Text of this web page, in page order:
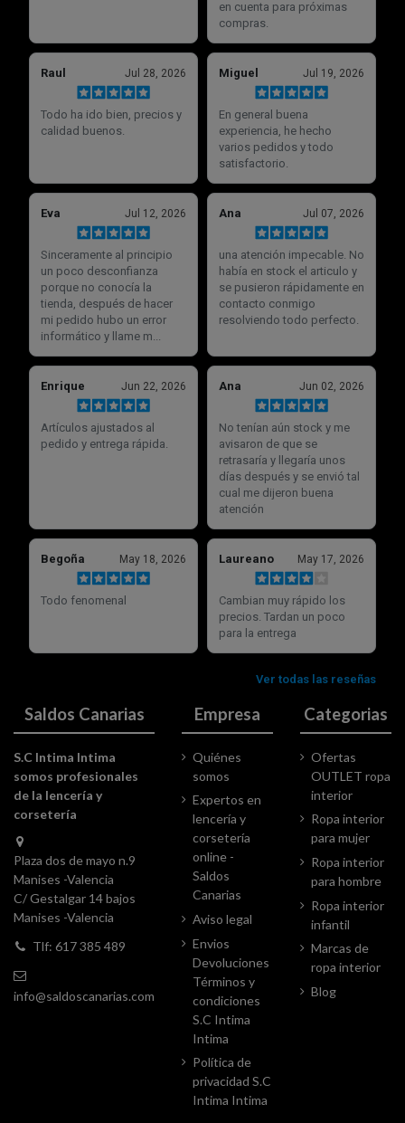
Saldos Canarias
S.C Intima Intima
somos profesionales
de la lencería y
corsetería
Plaza dos de mayo n.9
Manises -Valencia
C/ Gestalgar 14 bajos
Manises -Valencia
Tlf: 617 385 489
info@saldoscanarias.com
Empresa
Quiénes
somos
Expertos en
lencería y
corsetería
online -
Saldos
Canarias
Aviso legal
Envios
Devoluciones
Términos y
condiciones
S.C Intima
Intima
Política de
privacidad S.C
Intima Intima
Categorias
Ofertas
OUTLET ropa
interior
Ropa interior
para mujer
Ropa interior
para hombre
Ropa interior
infantil
Marcas de
ropa interior
Blog